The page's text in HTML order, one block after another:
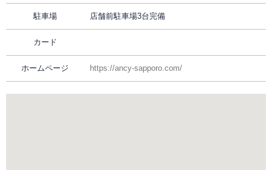
駐車場 店舗前駐車場3台完備
カード
ホームページ https://ancy-sapporo.com/